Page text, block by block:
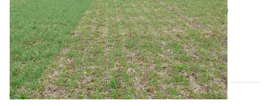
semis : limiter les risques de phytotoxicité
Localiser l’engrais au semis peut engendrer des
phénomènes de toxicité, ou « brûlures »...
02 MARS 2016